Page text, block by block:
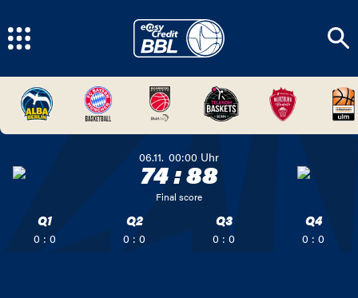
06.11. 00:00 Uhr
74:88
Final score
Q1
0 : 0
Q2
0 : 0
Q3
0 : 0
Q4
0 : 0